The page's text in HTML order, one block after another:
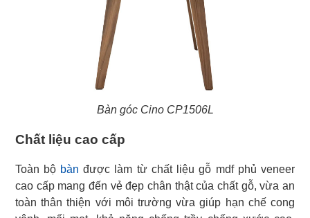
Bàn góc Cino CP1506L
Chất liệu cao cấp
Toàn bộ bàn được làm từ chất liệu gỗ mdf phủ veneer
cao cấp mang đến vẻ đẹp chân thật của chất gỗ, vừa an
toàn thân thiện với môi trường vừa giúp hạn chế cong